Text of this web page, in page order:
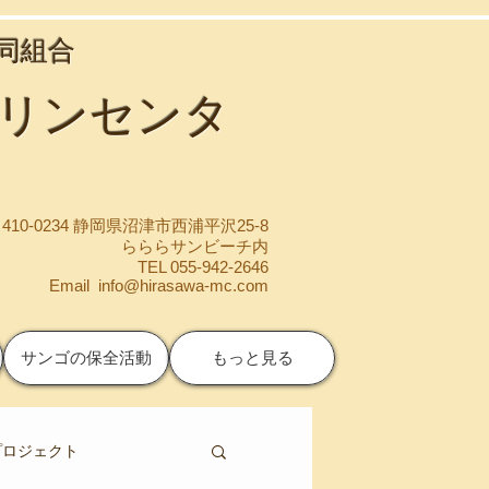
組合
ンセンタ
0234 静岡県沼津市西浦平沢25-8
らららサンビーチ内
TEL 055-942-2646
Email info@hirasawa-mc.com
サンゴの保全活動 もっと見る
ジェクト